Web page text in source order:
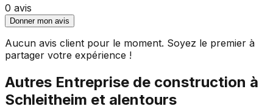
0 avis
Donner mon avis
Aucun avis client pour le moment. Soyez le premier à
partager votre expérience !
Autres Entreprise de construction à
Schleitheim et alentours